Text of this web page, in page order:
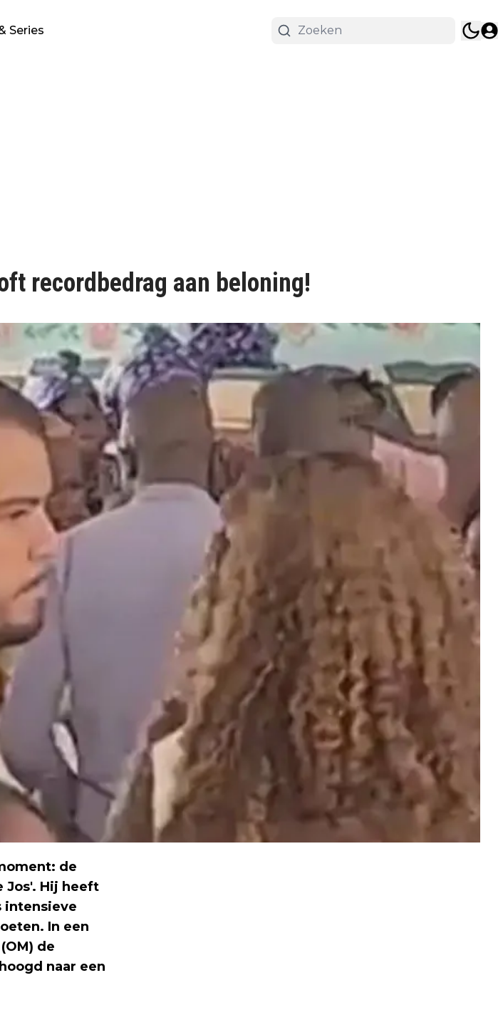
Series
recordbedrag aan beloning!
de
Jos'. Hij heeft
intensieve
In een
de
naar een